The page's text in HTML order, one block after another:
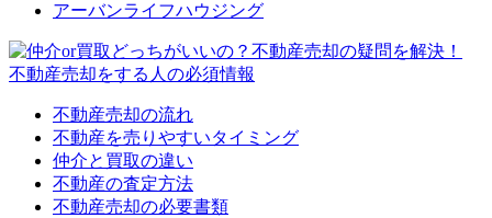
アーバンライフハウジング
不動産売却をする人の必須情報
不動産売却の流れ
不動産を売りやすいタイミング
仲介と買取の違い
不動産の査定方法
不動産売却の必要書類